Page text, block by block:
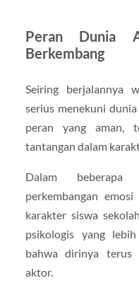
Peran Dunia
Berkembang
Seiring berjalannya
serius menekuni
peran yang aman,
tantangan dalam
Dalam beberapa
perkembangan
karakter siswa
psikologis yang
bahwa dirinya terus
aktor.